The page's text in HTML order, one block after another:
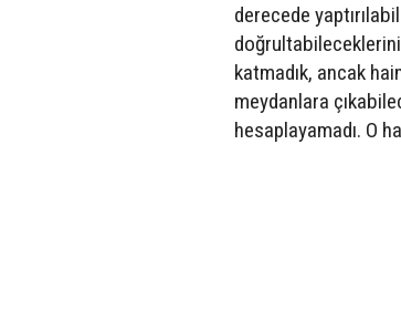
derecede
katmadık, ancak
meydanlara
hesaplayamadı. O